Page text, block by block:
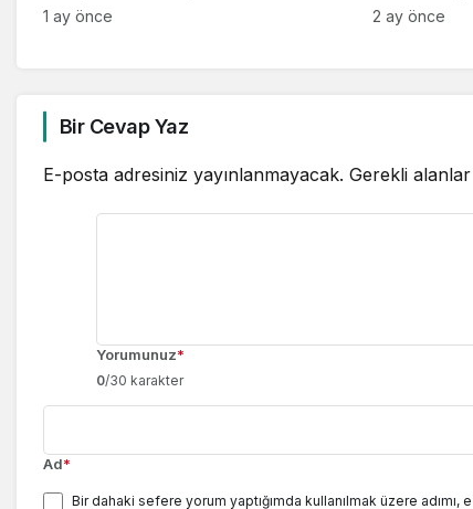
Mütevazı Kahramanlar Kimler?
1 ay önce
Kesmeden
2 ay önce
Bir Cevap Yaz
E-posta adresiniz yayınlanmayacak. Gerekli alanlar
Yorumunuz*
0/30 karakter
Ad*
Bir dahaki sefere yorum yaptığımda kullanılmak üzere